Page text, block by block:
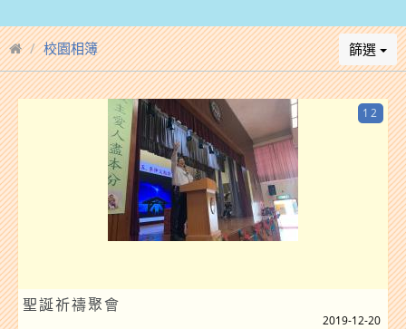
校園相簿 篩選
聖誕祈禱聚會
12
2019-12-20